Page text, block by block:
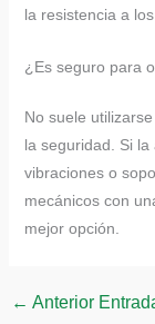
la resistencia a
¿Es seguro para
No suele
la seguridad. Si la
vibraciones o
mecánicos con
mejor opción.
← Anterior